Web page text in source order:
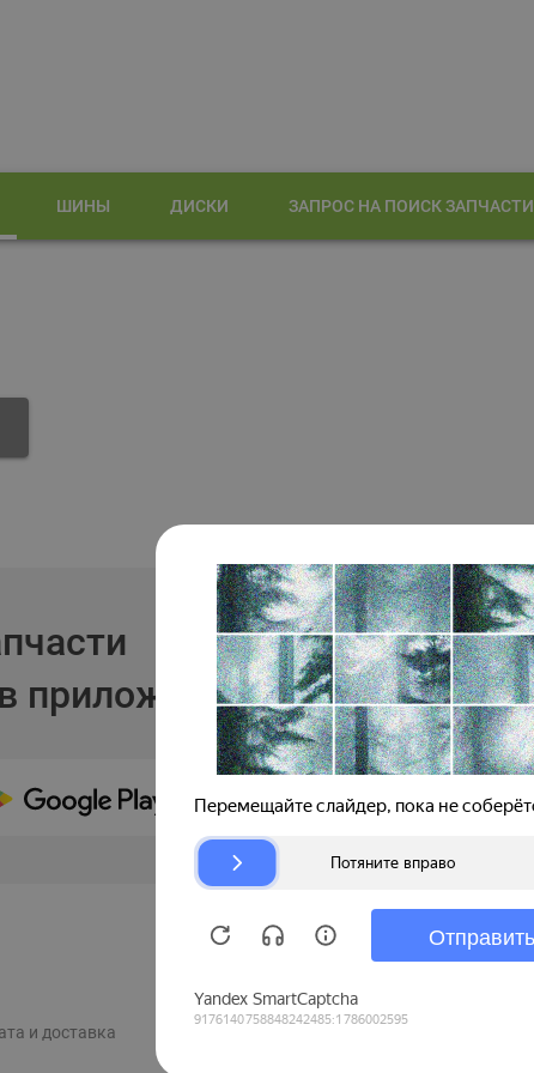
ШИНЫ ДИСКИ ЗАПРОС НА ПОИСК ЗАПЧАСТИ
приложении
и доставка
Продавцам